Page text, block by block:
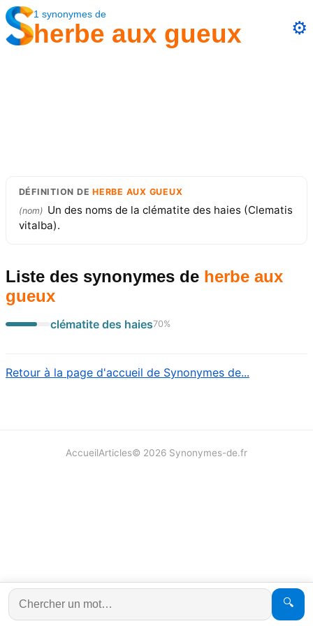
1 synonymes de
herbe aux gueux ⚙️
DÉFINITION DEHERBE AUX GUEUX
(nom) Un des noms de la clématite des haies (Clematis
vitalba).
Liste des synonymes de herbe aux
gueux
clématite des haies70%
Retour à la page d'accueil de Synonymes de...
🔍
AccueilArticles© 2026 Synonymes-de.fr